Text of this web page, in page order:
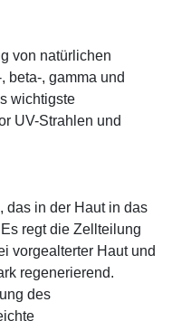
von natürlichen
beta-, gamma und
wichtigste
UV-Strahlen und
das in der Haut in das
regt die Zellteilung
vorgealterter Haut und
regenerierend.
des